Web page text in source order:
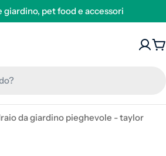
giardino, pet food e accessori
da giardino pieghevole - taylor